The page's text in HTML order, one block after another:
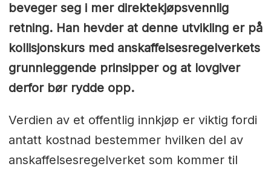
beveger seg i mer direktekjøpsvennlig
retning. Han hevder at denne utvikling er på
kollisjonskurs med anskaffelsesregelverkets
grunnleggende prinsipper og at lovgiver
derfor bør rydde opp.
Verdien av et offentlig innkjøp er viktig fordi
antatt kostnad bestemmer hvilken del av
anskaffelsesregelverket som kommer til